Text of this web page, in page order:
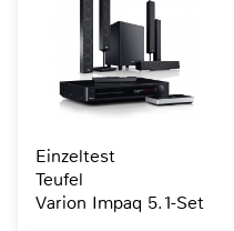
Einzeltest
Teufel
Varion Impaq 5.1-Set